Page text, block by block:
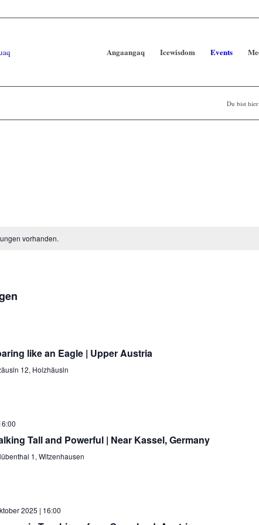
Angaangaq Icewisdom Events
Du bist hier:
vorhanden.
like an Eagle | Upper Austria
12, Holzhäusln
Tall and Powerful | Near Kassel, Germany
1, Witzenhausen
2025 | 16:00